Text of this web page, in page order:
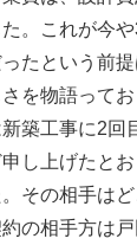
。これが今
たという前
を物語ってお
築工事に2回
し上げたと
その相手は
の相手方は